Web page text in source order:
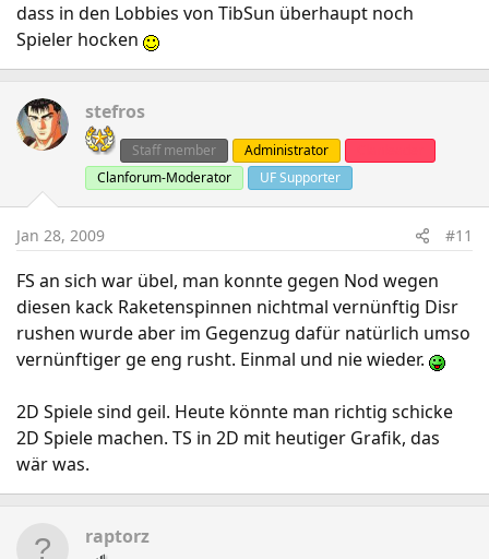
dass in den Lobbies von TibSun überhaupt noch
Spieler hocken
stefros
Staff member Administrator
Clanforum-Moderator
UF Supporter
Jan 28, 2009 #11
FS an sich war übel, man konnte gegen Nod wegen
diesen kack Raketenspinnen nichtmal vernünftig Disr
rushen wurde aber im Gegenzug dafür natürlich umso
vernünftiger ge eng rusht. Einmal und nie wieder.
2D Spiele sind geil. Heute könnte man richtig schicke
2D Spiele machen. TS in 2D mit heutiger Grafik, das
wär was.
raptorz